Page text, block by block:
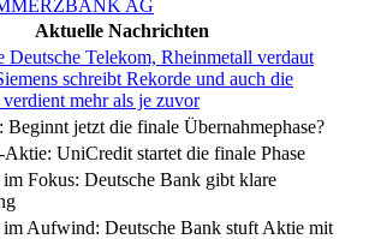
AG
Aktuelle Nachrichten
Telekom, Rheinmetall verdaut
schreibt Rekorde und auch die
mehr als je zuvor
Beginnt jetzt die finale Übernahmephase?
UniCredit startet die finale Phase
Fokus: Deutsche Bank gibt klare
im Aufwind: Deutsche Bank stuft Aktie mit